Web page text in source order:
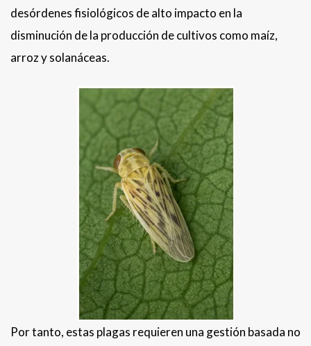
desórdenes fisiológicos de alto impacto en la
disminución de la producción de cultivos como maíz,
arroz y solanáceas.
Por tanto, estas plagas requieren una gestión basada no